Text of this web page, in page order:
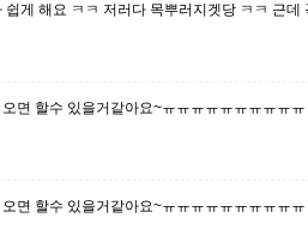
쉽게 해요 ㅋㅋ 저러다 목뿌러지겟당 ㅋㅋ 근데
면 할수 있을거같아요~ㅠㅠㅠㅠㅠㅠㅠㅠㅠㅠ
면 할수 있을거같아요~ㅠㅠㅠㅠㅠㅠㅠㅠㅠㅠ